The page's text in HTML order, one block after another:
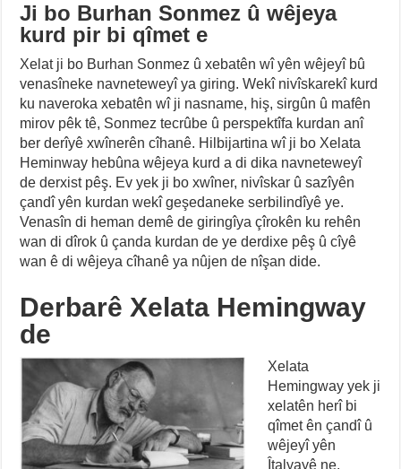
Ji bo Burhan Sonmez û wêjeya
kurd pir bi qîmet e
Xelat ji bo Burhan Sonmez û xebatên wî yên wêjeyî bû
venasîneke navneteweyî ya giring. Wekî nivîskarekî kurd
ku naveroka xebatên wî ji nasname, hiş, sirgûn û mafên
mirov pêk tê, Sonmez tecrûbe û perspektîfa kurdan anî
ber derîyê xwînerên cîhanê. Hilbijartina wî ji bo Xelata
Heminway hebûna wêjeya kurd a di dika navneteweyî
de derxist pêş. Ev yek ji bo xwîner, nivîskar û sazîyên
çandî yên kurdan wekî geşedaneke serbilindîyê ye.
Venasîn di heman demê de giringîya çîrokên ku rehên
wan di dîrok û çanda kurdan de ye derdixe pêş û cîyê
wan ê di wêjeya cîhanê ya nûjen de nîşan dide.
Derbarê Xelata Hemingway
de
Xelata
Hemingway yek ji
xelatên herî bi
qîmet ên çandî û
wêjeyî yên
Îtalyayê ne.